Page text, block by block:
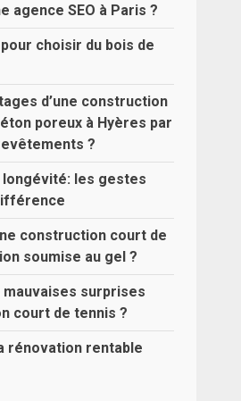
agence SEO à Paris ?
choisir du bois de
d’une construction
poreux à Hyères par
?
les gestes
construction court de
soumise au gel ?
surprises
court de tennis ?
rénovation rentable